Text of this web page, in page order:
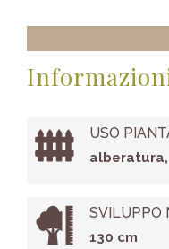
USO
SVILUPPO
130 cm